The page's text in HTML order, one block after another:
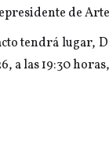
de
tendrá lugar,
a las 19:30